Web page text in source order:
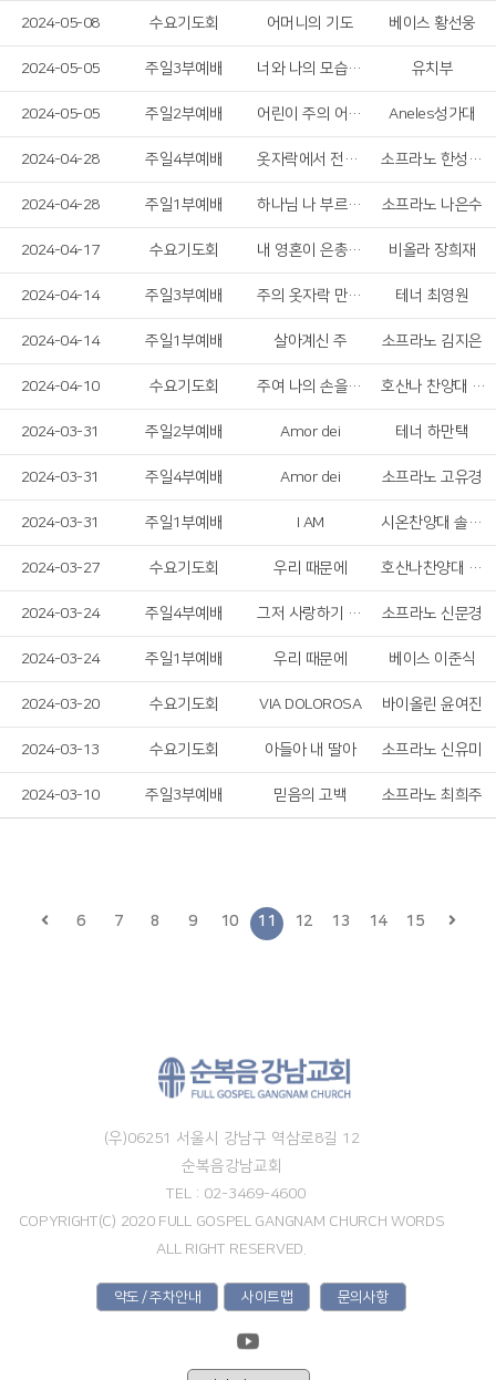
2024-05-08 수요기도회 어머니의 기도 베이스 황선웅
2024-05-05 주일3부예배 너와 나의 모습이 예수님 닮아 유치부
2024-05-05 주일2부예배 어린이 주의 어린이 Aneles성가대
2024-04-28 주일4부예배 옷자락에서 전해지는 사랑 소프라노 한성은, 베이스 김민수
2024-04-28 주일1부예배 하나님 나 부르실 때 소프라노 나은수
2024-04-17 수요기도회 내 영혼이 은총 입어 비올라 장희재
2024-04-14 주일3부예배 주의 옷자락 만지며 테너 최영원
2024-04-14 주일1부예배 살아계신 주 소프라노 김지은
2024-04-10 수요기도회 주여 나의 손을 놓지 마소서 호산나 찬양대 여성 솔리스트
2024-03-31 주일2부예배 Amor dei 테너 하만택
2024-03-31 주일4부예배 Amor dei 소프라노 고유경
2024-03-31 주일1부예배 I AM 시온찬양대 솔리스트 중창단
2024-03-27 수요기도회 우리 때문에 호산나찬양대 남성 솔리스트
2024-03-24 주일4부예배 그저 사랑하기 때문에 소프라노 신문경
2024-03-24 주일1부예배 우리 때문에 베이스 이준식
2024-03-20 수요기도회 VIA DOLOROSA 바이올린 윤여진
2024-03-13 수요기도회 아들아 내 딸아 소프라노 신유미
2024-03-10 주일3부예배 믿음의 고백 소프라노 최희주
6 7 8 9 10 11 12 13 14 15
(우)06251 서울시 강남구 역삼로8길 12
순복음강남교회
TEL : 02-3469-4600
COPYRIGHT(C) 2020 FULL GOSPEL GANGNAM CHURCH WORDS
ALL RIGHT RESERVED.
약도 / 주차안내 사이트맵 문의사항